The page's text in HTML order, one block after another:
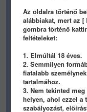
1726
bles
Az oldalra történő
alábbiakat, mert az
gombra történő
feltételeket:
1. Elmúltál 18 éves.
2. Semmilyen
fiatalabb
tartalmához.
3. Nem tekinted
helyen, ahol ezzel a
szabályozást,